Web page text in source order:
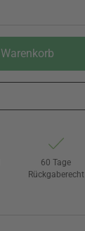
60 Tage
Rückgaberecht